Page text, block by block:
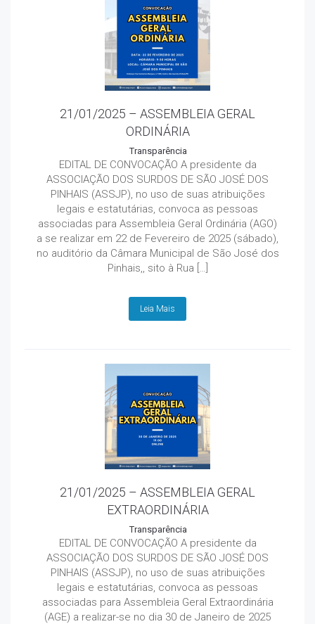
21/01/2025 – ASSEMBLEIA GERAL
ORDINÁRIA
Transparência
EDITAL DE CONVOCAÇÃO A presidente da
ASSOCIAÇÃO DOS SURDOS DE SÃO JOSÉ DOS
PINHAIS (ASSJP), no uso de suas atribuições
legais e estatutárias, convoca as pessoas
associadas para Assembleia Geral Ordinária (AGO)
a se realizar em 22 de Fevereiro de 2025 (sábado),
no auditório da Câmara Municipal de São José dos
Pinhais,, sito à Rua […]
Leia Mais
21/01/2025 – ASSEMBLEIA GERAL
EXTRAORDINÁRIA
Transparência
EDITAL DE CONVOCAÇÃO A presidente da
ASSOCIAÇÃO DOS SURDOS DE SÃO JOSÉ DOS
PINHAIS (ASSJP), no uso de suas atribuições
legais e estatutárias, convoca as pessoas
associadas para Assembleia Geral Extraordinária
(AGE) a realizar-se no dia 30 de Janeiro de 2025